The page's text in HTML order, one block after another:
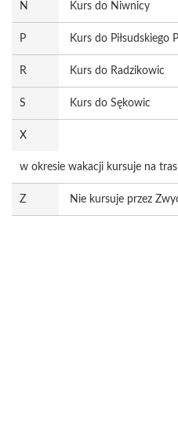
N Kurs do Niwnicy
P Kurs do Piłsudskiego
R Kurs do Radzikowic
S Kurs do Sękowic
X
w okresie wakacji kursuje na
Z Nie kursuje przez